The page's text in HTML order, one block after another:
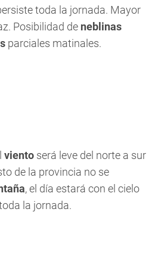
toda la jornada. Mayor
Posibilidad de neblinas
parciales matinales.
viento será leve del norte a sur
de la provincia no se
, el día estará con el cielo
la jornada.